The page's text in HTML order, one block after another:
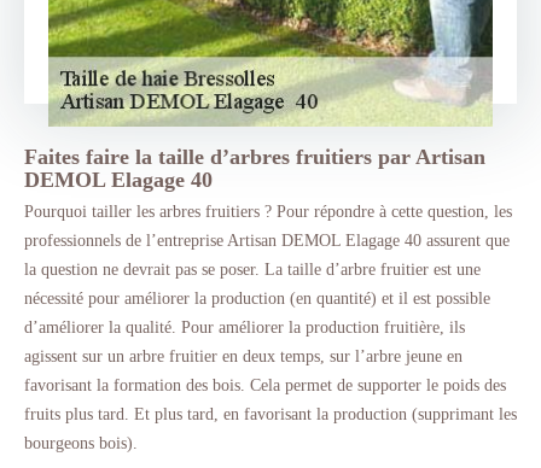
Faites faire la taille d’arbres fruitiers par Artisan
DEMOL Elagage 40
Pourquoi tailler les arbres fruitiers ? Pour répondre à cette question, les
professionnels de l’entreprise Artisan DEMOL Elagage 40 assurent que
la question ne devrait pas se poser. La taille d’arbre fruitier est une
nécessité pour améliorer la production (en quantité) et il est possible
d’améliorer la qualité. Pour améliorer la production fruitière, ils
agissent sur un arbre fruitier en deux temps, sur l’arbre jeune en
favorisant la formation des bois. Cela permet de supporter le poids des
fruits plus tard. Et plus tard, en favorisant la production (supprimant les
bourgeons bois).